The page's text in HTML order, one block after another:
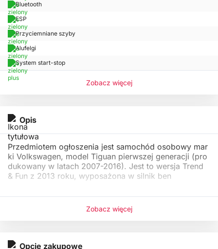
Bluetooth
ESP
Przyciemniane szyby
Alufelgi
System start-stop
Zobacz więcej
Opis
Przedmiotem ogłoszenia jest samochód osobowy mar
ki Volkswagen, model Tiguan pierwszej generacji (pro
dukowany w latach 2007-2016). Jest to wersja Trend
& Fun z 2013 roku, wyposażona w silnik ben
Zobacz więcej
Opcje zakupowe